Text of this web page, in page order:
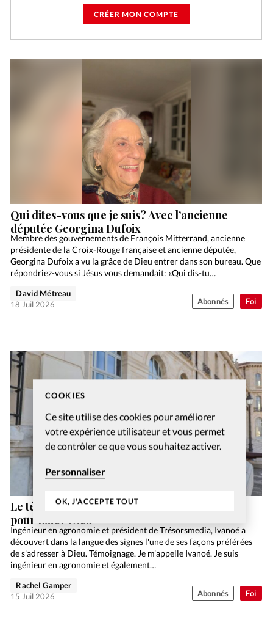
COOKIES
Ce site utilise des cookies pour améliorer
votre expérience utilisateur et vous permet
de contrôler ce que vous souhaitez activer.
Personnaliser
OK, J'ACCEPTE TOUT
CRÉER MON COMPTE
Foi
Qui dites-vous que je suis? Avec l’ancienne
députée Georgina Dufoix
Membre des gouvernements de François Mitterrand, ancienne
présidente de la Croix-Rouge française et ancienne députée,
Georgina Dufoix a vu la grâce de Dieu entrer dans son bureau. Que
répondriez-vous si Jésus vous demandait: «Qui dis-tu…
David Métreau
18 Juil 2026
Abonnés
Foi
Le témoignage d’Ivanoé: la langue des signes
pour louer Dieu
Ingénieur en agronomie et président de Trésorsmedia, Ivanoé a
découvert dans la langue des signes l'une de ses façons préférées
de s'adresser à Dieu. Témoignage. Je m’appelle Ivanoé. Je suis
ingénieur en agronomie et également…
Rachel Gamper
15 Juil 2026
Abonnés